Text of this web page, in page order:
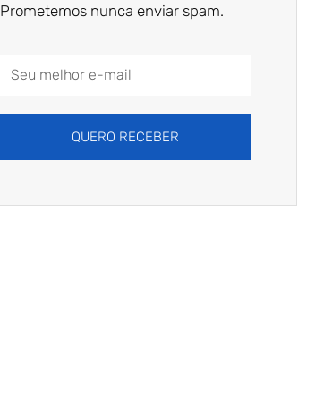
Prometemos nunca enviar spam.
Email
QUERO RECEBER